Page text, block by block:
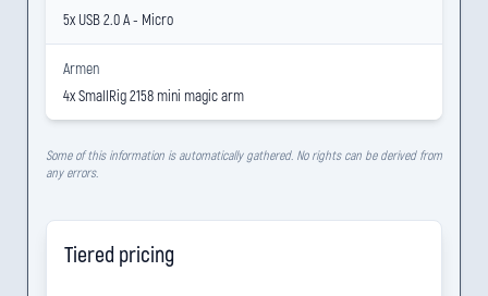
5x USB 2.0 A - Micro
Armen
4x SmallRig 2158 mini magic arm
Some of this information is automatically gathered. No rights can be derived from
any errors.
Tiered pricing